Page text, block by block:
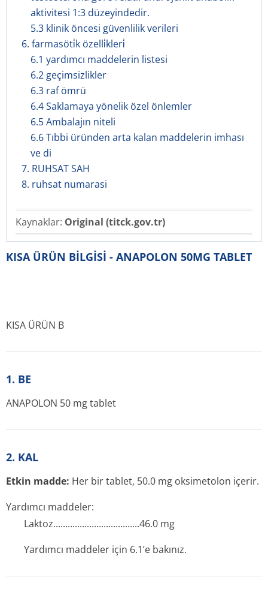
aktivitesi 1:3 düzeyindedir.
5.3 klinik öncesi güvenlilik verileri
6. farmasöti̇k özelli̇kleri̇
6.1 yardımcı maddelerin listesi
6.2 geçimsizlikler
6.3 raf ömrü
6.4 Saklamaya yönelik özel önlemler
6.5 Ambalajın niteli
6.6 Tıbbi üründen arta kalan maddelerin imhası
ve di
7. RUHSAT SAH
8. ruhsat numarasi
Kaynaklar: Original (titck.gov.tr)
KISA ÜRÜN BİLGİSİ - ANAPOLON 50MG TABLET
KISA ÜRÜN B
1. BE
ANAPOLON 50 mg tablet
2. KAL
Etkin madde: Her bir tablet, 50.0 mg oksimetolon içerir.
Yardımcı maddeler:
Laktoz.......­.............­.............­...46.0 mg
Yardımcı maddeler için 6.1’e bakınız.